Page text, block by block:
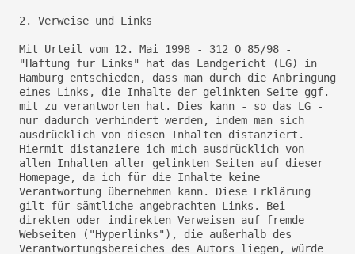
2. Verweise und Links
Mit Urteil vom 12. Mai 1998 - 312 O 85/98 -
"Haftung für Links" hat das Landgericht (LG) in
Hamburg entschieden, dass man durch die Anbringung
eines Links, die Inhalte der gelinkten Seite ggf.
mit zu verantworten hat. Dies kann - so das LG -
nur dadurch verhindert werden, indem man sich
ausdrücklich von diesen Inhalten distanziert.
Hiermit distanziere ich mich ausdrücklich von
allen Inhalten aller gelinkten Seiten auf dieser
Homepage, da ich für die Inhalte keine
Verantwortung übernehmen kann. Diese Erklärung
gilt für sämtliche angebrachten Links. Bei
direkten oder indirekten Verweisen auf fremde
Webseiten ("Hyperlinks"), die außerhalb des
Verantwortungsbereiches des Autors liegen, würde